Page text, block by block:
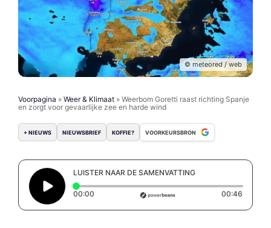
© meteored / web
Voorpagina » Weer & Klimaat » Weerbom Goretti raast richting Spanje
en zorgt voor gevaarlijke zee en harde wind
+ NIEUWS NIEUWSBRIEF KOFFIE? VOORKEURSBRON
LUISTER NAAR DE SAMENVATTING
00:00 Elapsed time: 0 seconds 00:46